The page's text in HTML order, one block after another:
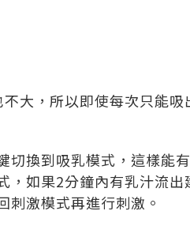
大，所以即使每次只能吸
切換到吸乳模式，這樣能
，如果2分鐘內有乳汁流出
激模式再進行刺激。